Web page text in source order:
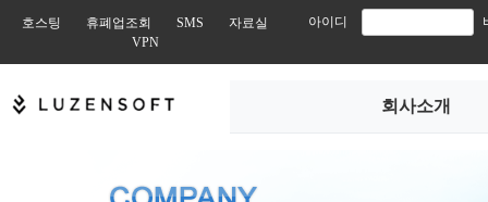
호스팅 휴폐업조회 SMS
자료실
VPN
아이디
회사소개